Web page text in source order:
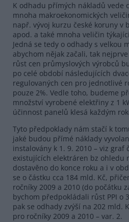
K odhadu přímých nákladů vede
mnoha makroekonomických
např. vývoj kurzu české koruny v
apod. a také mnoha veličin
Jedná se tedy o odhady s velkou
abychom nějak začali, tak
růst cen průmyslových výrobců
po celé období následujících
regulovaných cen pro jednotlivé
pouze 2%. Vedle toho, budeme
množství vyrobené elektřiny z 1
účinnost panelů klesá každým
Tyto předpoklady nám stačí k
jaké budou přímé náklady
instalovány k 1. 9. 2010 – viz graf
existujících elektráren bz ohledu
dostavěno do konce roku a i v
se o částku cca 184 mld. Kč,
ročníky 2009 a 2010 (do počátku
bychom předpokládali růst PPI o
pak se odhady zvýší na 202 mld.
pro ročníky 2009 a 2010 – var. 2.